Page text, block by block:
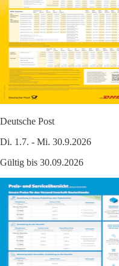
Deutsche Post
Di. 1.7. - Mi. 30.9.2026
Gültig bis 30.09.2026